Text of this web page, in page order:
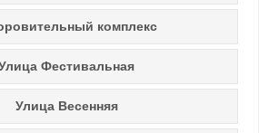
комплекс
Фестивальная
Улица Весенняя